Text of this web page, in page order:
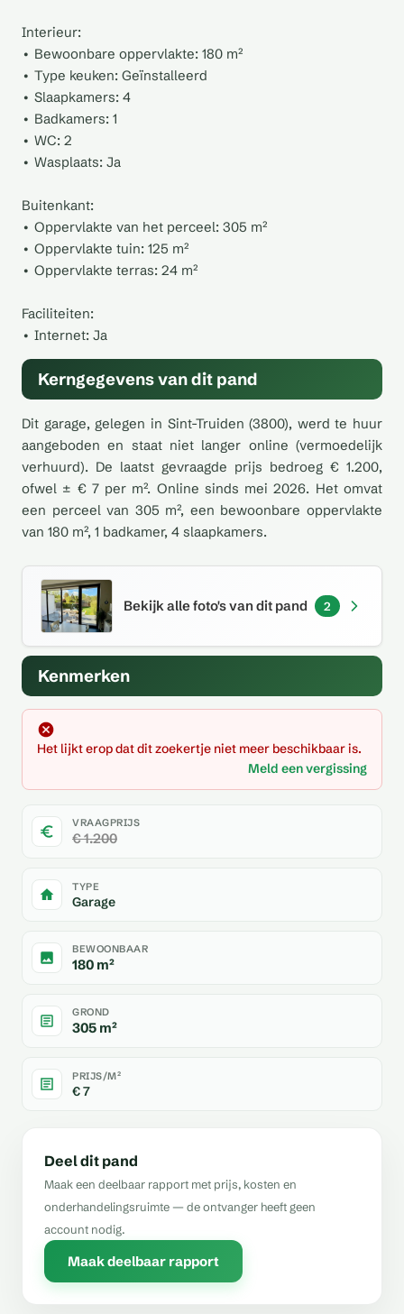
Interieur:
• Bewoonbare oppervlakte: 180 m²
• Type keuken: Geïnstalleerd
• Slaapkamers: 4
• Badkamers: 1
• WC: 2
• Wasplaats: Ja
Buitenkant:
• Oppervlakte van het perceel: 305 m²
• Oppervlakte tuin: 125 m²
• Oppervlakte terras: 24 m²
Faciliteiten:
• Internet: Ja
Kerngegevens van dit pand
Dit garage, gelegen in Sint-Truiden (3800), werd te huur
aangeboden en staat niet langer online (vermoedelijk
verhuurd). De laatst gevraagde prijs bedroeg € 1.200,
ofwel ± € 7 per m². Online sinds mei 2026. Het omvat
een perceel van 305 m², een bewoonbare oppervlakte
van 180 m², 1 badkamer, 4 slaapkamers.
Bekijk alle foto's van dit pand 2
Kenmerken
Het lijkt erop dat dit zoekertje niet meer beschikbaar is.
Meld een vergissing
VRAAGPRIJS
€ 1.200
TYPE
Garage
BEWOONBAAR
180 m²
GROND
305 m²
PRIJS/M²
€ 7
Deel dit pand
Maak een deelbaar rapport met prijs, kosten en
onderhandelingsruimte — de ontvanger heeft geen
account nodig.
Maak deelbaar rapport